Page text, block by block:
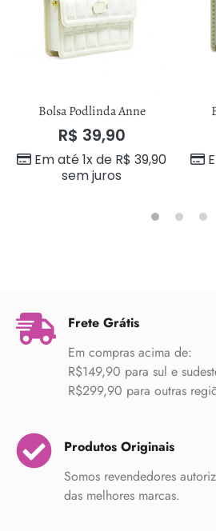
Bolsa Podlinda Anne
R$ 39,90
Em até 1x de R$ 39,90
sem juros
Frete Grátis
Em compras acima de:
R$149,90 para sul e
R$299,90 para outras
Produtos Originais
Somos revendedores
das melhores marcas.